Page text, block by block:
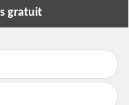
gratuit